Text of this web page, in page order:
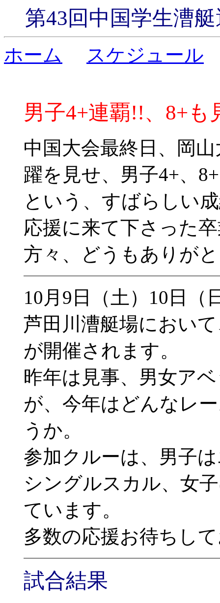
第43回中国学生漕艇
ホーム スケジュール
男子4+連覇!!、8+も
中国大会最終日、岡
躍を見せ、男子4+、
という、すばらしい
応援に来て下さった
方々、どうもありが
10月9日（土）10日（
芦田川漕艇場におい
が開催されます。
昨年は見事、男女ア
が、今年はどんなレ
うか。
参加クルーは、男子
シングルスカル、女
ています。
多数の応援お待ちし
試合結果